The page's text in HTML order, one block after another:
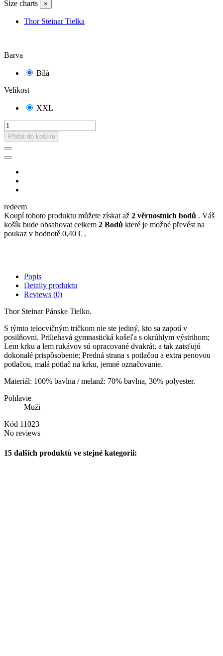
Size charts ×
Thor Steinar Tielka
Barva
Bílá
Velikost
XXL
Přidat do košíku
redeem
Koupí tohoto produktu můžete získat až 2 věrnostních bodů . Váš
košík bude obsahovat celkem 2 Bodů které je možné převést na
poukaz v hodnotě 0,40 € .
Popis
Detaily produktu
Reviews (0)
Thor Steinar Pánske Tielko.
S týmto telocvičným tričkom nie ste jediný, kto sa zapotí v
posilňovni. Priliehavá gymnastická košeľa s okrúhlym výstrihom;
Lem krku a lem rukávov sú opracované dvakrát, a tak zaisťujú
dokonalé prispôsobenie; Predná strana s potlačou a extra penovou
potlačou, malá potlač na krku, jemné označovanie.
Materiál: 100% bavlna / melanž: 70% bavlna, 30% polyester.
Pohlavie
Muži
Kód 11023
No reviews
15 dalších produktů ve stejné kategorii: